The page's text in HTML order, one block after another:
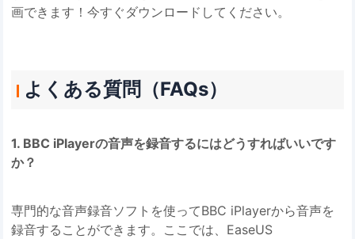
画できます！今すぐダウンロードしてください。
よくある質問（FAQs）
1. BBC iPlayerの音声を録音するにはどうすればいいです
か？
専門的な音声録音ソフトを使ってBBC iPlayerから音声を
録音することができます。ここでは、EaseUS